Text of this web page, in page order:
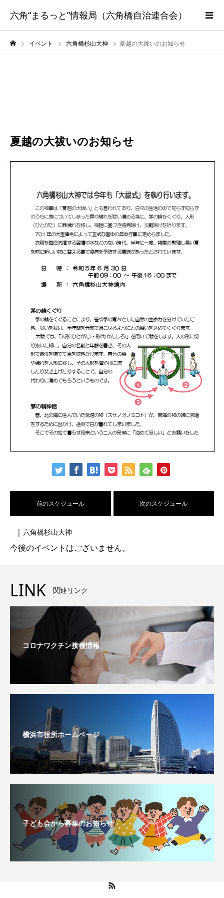
六角“まるっと”情報局（六角橋自治連合会）
イベント 六角橋杉山大神 夏越の大祓いのお知らせ
夏越の大祓いのお知らせ
前のスケジュール 次のスケジュール
| 六角橋杉山大神
今後のイベントはございません。
LINK 関連リンク
コロナワクチン接種情報
横浜市役所ホームページ
子ども会から募集のお知らせ